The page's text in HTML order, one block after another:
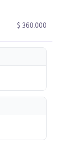
e
cercano,
$ 360.000